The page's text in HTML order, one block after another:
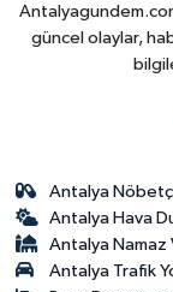
güncel olaylar,
Antalya
Antalya Hava
Antalya Namaz
Antalya Trafik